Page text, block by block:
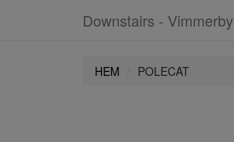
Downstairs - Vimmerby
HEM POLECAT